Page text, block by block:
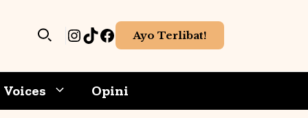
Instagram
TikTok
Facebook
Ayo Terlibat!
Voices Opini